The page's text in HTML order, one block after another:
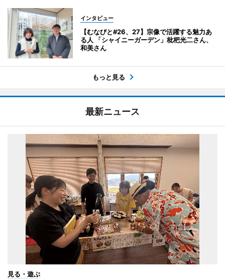
インタビュー
【むなびと#26、27】宗像で活躍する魅力あ
る人 「シャイニーガーデン」枇杷光二さん、
和美さん
もっと見る
最新ニュース
見る・遊ぶ